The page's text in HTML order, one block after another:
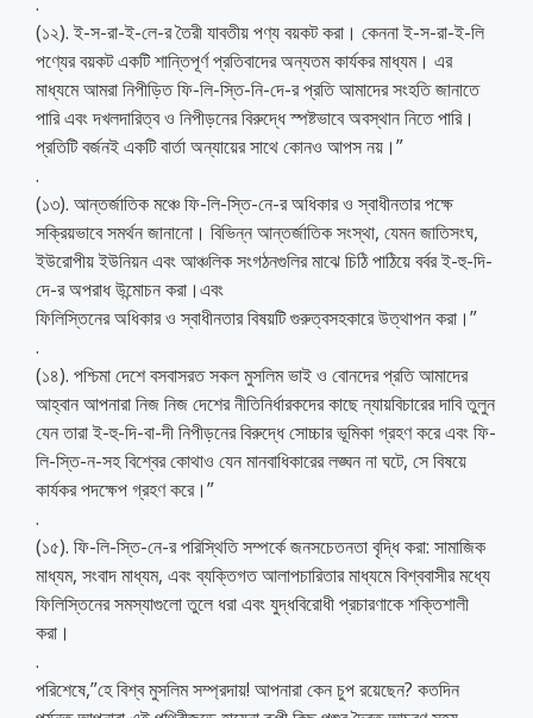
(১২). ই-স-রা-ই-লে-র তৈরী যাবতীয় পণ্য বয়কট করা। কেননা ই-স-রা-ই-লি
পণ্যের বয়কট একটি শান্তিপূর্ণ প্রতিবাদের অন্যতম কার্যকর মাধ্যম। এর
মাধ্যমে আমরা নিপীড়িত ফি-লি-স্তি-নি-দে-র প্রতি আমাদের সংহতি জানাতে
পারি এবং দখলদারিত্ব ও নিপীড়নের বিরুদ্ধে স্পষ্টভাবে অবস্থান নিতে পারি।
প্রতিটি বর্জনই একটি বার্তা অন্যায়ের সাথে কোনও আপস নয়।”
.
(১৩). আন্তর্জাতিক মঞ্চে ফি-লি-স্তি-নে-র অধিকার ও স্বাধীনতার পক্ষে
সক্রিয়ভাবে সমর্থন জানানো। বিভিন্ন আন্তর্জাতিক সংস্থা, যেমন জাতিসংঘ,
ইউরোপীয় ইউনিয়ন এবং আঞ্চলিক সংগঠনগুলির মাঝে চিঠি পাঠিয়ে বর্বর ই-হু-দি-
দে-র অপরাধ উন্মোচন করা।এবং
ফিলিস্তিনের অধিকার ও স্বাধীনতার বিষয়টি গুরুত্বসহকারে উত্থাপন করা।”
.
(১৪). পশ্চিমা দেশে বসবাসরত সকল মুসলিম ভাই ও বোনদের প্রতি আমাদের
আহ্বান আপনারা নিজ নিজ দেশের নীতিনির্ধারকদের কাছে ন্যায়বিচারের দাবি তুলুন
যেন তারা ই-হু-দি-বা-দী নিপীড়নের বিরুদ্ধে সোচ্চার ভূমিকা গ্রহণ করে এবং ফি-
লি-স্তি-ন-সহ বিশ্বের কোথাও যেন মানবাধিকারের লঙ্ঘন না ঘটে, সে বিষয়ে
কার্যকর পদক্ষেপ গ্রহণ করে।”
.
(১৫). ফি-লি-স্তি-নে-র পরিস্থিতি সম্পর্কে জনসচেতনতা বৃদ্ধি করা: সামাজিক
মাধ্যম, সংবাদ মাধ্যম, এবং ব্যক্তিগত আলাপচারিতার মাধ্যমে বিশ্ববাসীর মধ্যে
ফিলিস্তিনের সমস্যাগুলো তুলে ধরা এবং যুদ্ধবিরোধী প্রচারণাকে শক্তিশালী
করা।
.
পরিশেষে,”হে বিশ্ব মুসলিম সম্প্রদায়! আপনারা কেন চুপ রয়েছেন? কতদিন